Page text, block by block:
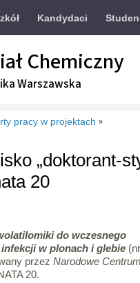
Kandydaci
Chemiczny
Warszawska
pracy w projektach »
„doktorant-
20
do wczesnego
w plonach i glebie(nr
przez Narodowe
20.